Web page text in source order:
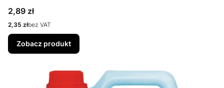
Cena
2,89 zł
Cena
2,35 złbez VAT
Zobacz produkt